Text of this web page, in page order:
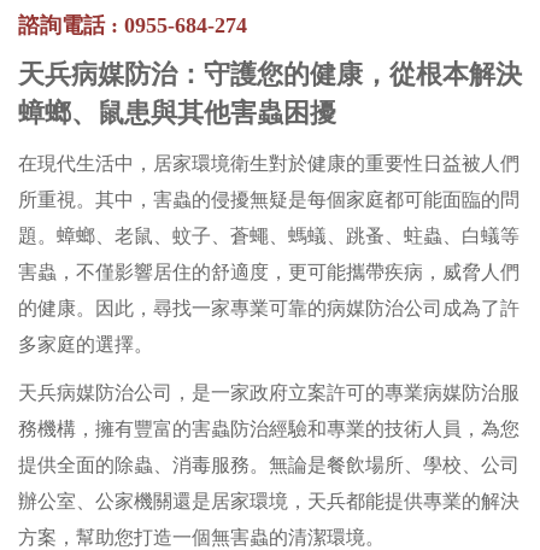
諮詢電話 : 0955-684-274
天兵病媒防治：守護您的健康，從根本解決
蟑螂、鼠患與其他害蟲困擾
在現代生活中，居家環境衛生對於健康的重要性日益被人們
所重視。其中，害蟲的侵擾無疑是每個家庭都可能面臨的問
題。蟑螂、老鼠、蚊子、蒼蠅、螞蟻、跳蚤、蛀蟲、白蟻等
害蟲，不僅影響居住的舒適度，更可能攜帶疾病，威脅人們
的健康。因此，尋找一家專業可靠的病媒防治公司成為了許
多家庭的選擇。
天兵病媒防治公司，是一家政府立案許可的專業病媒防治服
務機構，擁有豐富的害蟲防治經驗和專業的技術人員，為您
提供全面的除蟲、消毒服務。無論是餐飲場所、學校、公司
辦公室、公家機關還是居家環境，天兵都能提供專業的解決
方案，幫助您打造一個無害蟲的清潔環境。